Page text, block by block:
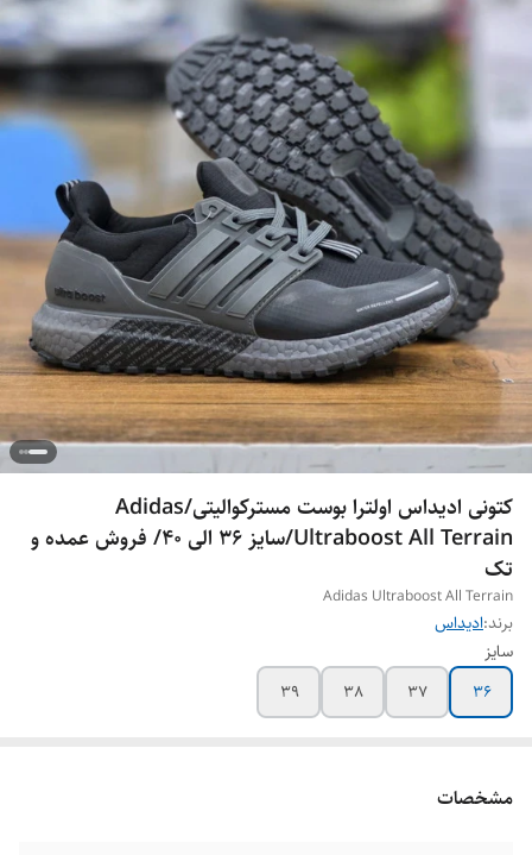
کتونی ادیداس اولترا بوست مسترکوالیتی/Adidas
Ultraboost All Terrain/سایز 36 الی 40/ فروش عمده و
تک
Adidas Ultraboost All Terrain
برند:ادیداس
سایز
36
37
38
39
مشخصات